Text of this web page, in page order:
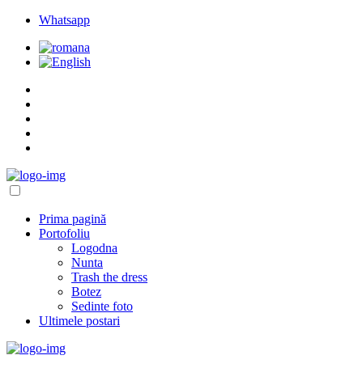
Whatsapp
Prima pagină
Portofoliu
Logodna
Nunta
Trash the dress
Botez
Sedinte foto
Ultimele postari